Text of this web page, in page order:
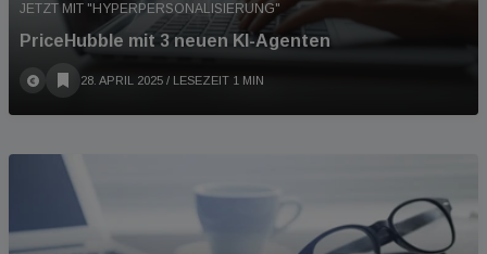
JETZT MIT "HYPERPERSONALISIERUNG"
PriceHubble mit 3 neuen KI-Agenten
28. APRIL 2025 / LESEZEIT 1 MIN